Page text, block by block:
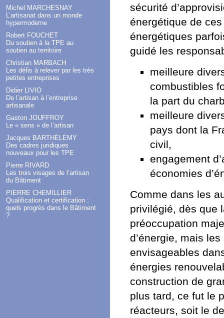
Michel MARCHESNAY
L’artisanat dans un monde
hypermoderne
Robert FOUCHET
Du soutien à la TPE au
soutien au territoire
Christian MARBACH
Les défis à relever par les très
petites entreprises
Didier LIVIO
De l’artisan à l’entreprise
artisanale
Gaston JOUFFROY
Le « sens » de l’artisan
Jacques BARTHÉLÉMY
Des cadres juridiques
nouveaux pour les TPE
Pierre RIVARD
Les trois visages de l’artisan
du Bâtiment
PIERRE CHEMILLIER
Qualification et certification :
quels progrès dans le Bâtiment
?
sécurité
énergétique de
énergétiques
guidé les
meilleure
combustibles
la part du
meilleure
pays dont la
civil,
engagement
économies
Comme dans les
privilégié, dès que
préoccupation
d’énergie, mais
envisageables
énergies
construction de
plus tard, ce fut le
réacteurs, soit le